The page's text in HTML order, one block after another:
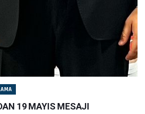
19 MAYIS MESAJI